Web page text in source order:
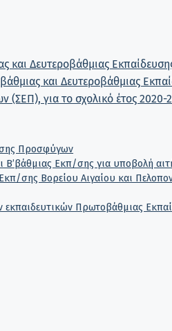
Δευτεροβάθμιας
και Δευτεροβάθμιας
(ΣΕΠ), για το σχολικό έτος 2020-
Προσφύγων
B’βάθμιας Εκπ/σης για υποβολή
Εκπ/σης Βορείου Αιγαίου και
Πρωτοβάθμιας